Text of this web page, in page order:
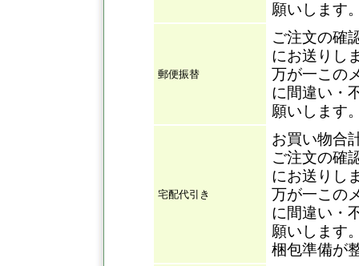
願いします
郵便振替
ご注文の確
にお送りし
万が一この
に間違い・
願いします
宅配代引き
お買い物合
ご注文の確
にお送りし
万が一この
に間違い・
願いします
梱包準備が